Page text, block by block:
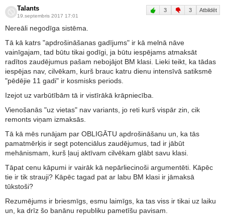
Talants
19.septembris 2017 17:01
3 3 Atbildēt
Nereāli negodīga sistēma.
Tā kā katrs "apdrošināšanas gadījums" ir kā melnā nāve
vainīgajam, tad būtu tikai godīgi, ja būtu iespējams atmaksāt
radītos zaudējumus pašam nebojājot BM klasi. Lieki teikt, ka tādas
iespējas nav, cilvēkam, kurš brauc katru dienu intensīvā satiksmē
"pēdējie 11 gadi" ir kosmisks periods.
Izejot uz varbūtībām tā ir vistīrākā krāpniecība.
Vienošanās "uz vietas" nav variants, jo reti kurš vispār zin, cik
remonts viņam izmaksās.
Tā kā mēs runājam par OBLIGĀTU apdrošināšanu un, ka tās
pamatmērķis ir segt potenciālus zaudējumus, tad ir jābūt
mehānismam, kurš ļauj aktīvam cilvēkam glābt savu klasi.
Tāpat cenu kāpumi ir vairāk kā nepārliecinoši argumentēti. Kāpēc
tie ir tik strauji? Kāpēc tagad pat ar labu BM klasi ir jāmaksā
tūkstoši?
Rezumējums ir briesmīgs, esmu laimīgs, ka tas viss ir tikai uz laiku
un, ka drīz šo banānu republiku pametīšu pavisam.